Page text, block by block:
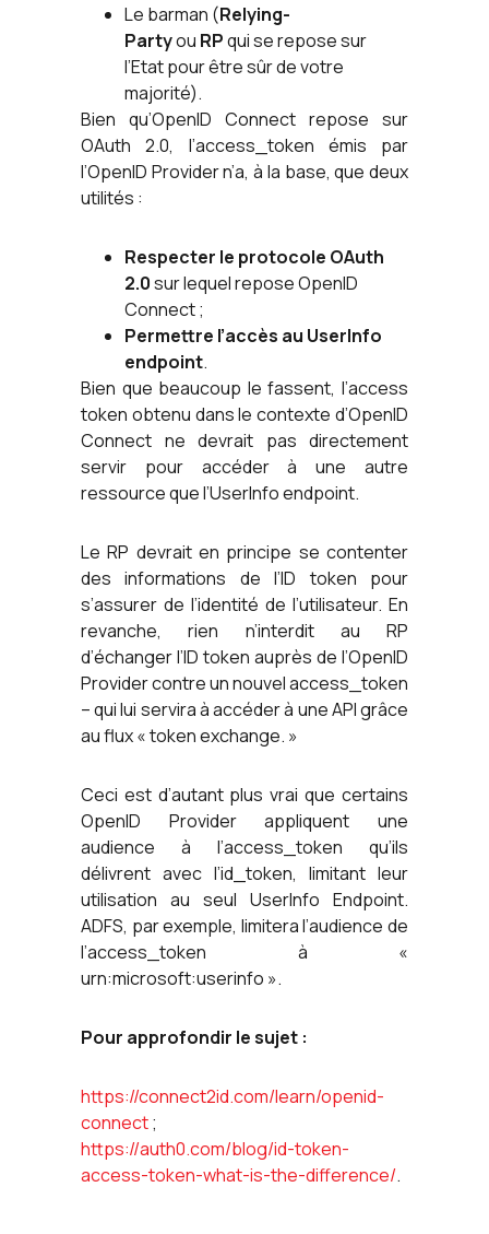
Le barman (Relying-
Partyou RPqui se repose sur
l’Etat pour être sûr de votre
majorité).
Bien qu’OpenID Connect repose sur
OAuth 2.0, l’access_token émis par
l’OpenID Provider n’a, à la base, que deux
utilités :
Respecter le protocole OAuth
2.0sur lequel repose OpenID
Connect ;
Permettre l’accès au UserInfo
endpoint.
Bien que beaucoup le fassent, l’access
token obtenu dans le contexte d’OpenID
Connect ne devrait pas directement
servir pour accéder à une autre
ressource que l’UserInfo endpoint.
Le RP devrait en principe se contenter
des informations de l’ID token pour
s’assurer de l’identité de l’utilisateur. En
revanche, rien n’interdit au RP
d’échanger l’ID token auprès de l’OpenID
Provider contre un nouvel access_token
– qui lui servira à accéder à une API grâce
au flux « token exchange. »
Ceci est d’autant plus vrai que certains
OpenID Provider appliquent une
audience à l’access_token qu’ils
délivrent avec l’id_token, limitant leur
utilisation au seul UserInfo Endpoint.
ADFS, par exemple, limitera l’audience de
l’access_token à «
urn:microsoft:userinfo ».
Pour approfondir le sujet :
https://connect2id.com/learn/openid-
connect;
https://auth0.com/blog/id-token-
access-token-what-is-the-difference/.